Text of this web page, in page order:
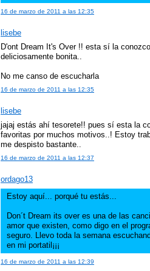
16 de marzo de 2011 a las 12:35
lisebe
D'ont Dream It's Over !! esta sí la
deliciosamente bonita..
No me canso de escucharla
16 de marzo de 2011 a las 12:35
lisebe
jajaj estás ahí tesorete!! pues sí esta la
favoritas por muchos motivos..! Estoy
me despisto bastante..
16 de marzo de 2011 a las 12:37
ordago13
Estoy aquí... porqué tu estás...
Don´t Dream its over es una de las
amor que existen, como digo en el
seguro. Llevo toda la semana
en mi portatil¡¡¡
16 de marzo de 2011 a las 12:39